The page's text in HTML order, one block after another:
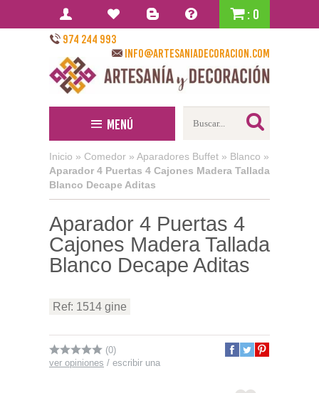
: 0
974 244 993
info@artesaniadecoracion.com
Menú
Inicio » Comedor » Aparadores Buffet » Blanco »
Aparador 4 Puertas 4 Cajones Madera Tallada
Blanco Decape Aditas
Aparador 4 Puertas 4
Cajones Madera Tallada
Blanco Decape Aditas
Ref: 1514 gine
(0)
ver opiniones / escribir una